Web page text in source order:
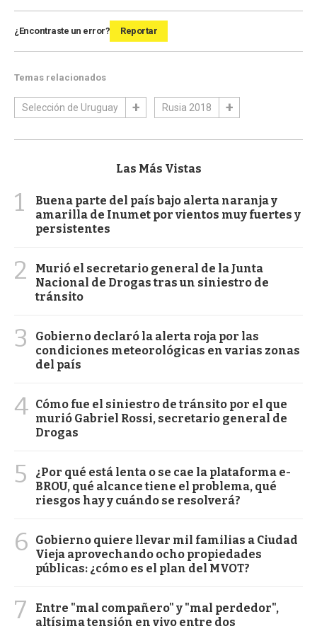
¿Encontraste un error? Reportar
Temas relacionados
Selección de Uruguay Rusia 2018
Las Más Vistas
1
Buena parte del país bajo alerta naranja y
amarilla de Inumet por vientos muy fuertes y
persistentes
2
Murió el secretario general de la Junta
Nacional de Drogas tras un siniestro de
tránsito
3
Gobierno declaró la alerta roja por las
condiciones meteorológicas en varias zonas
del país
4 Cómo fue el siniestro de tránsito por el que
murió Gabriel Rossi, secretario general de
Drogas
5
¿Por qué está lenta o se cae la plataforma e-
BROU, qué alcance tiene el problema, qué
riesgos hay y cuándo se resolverá?
6
Gobierno quiere llevar mil familias a Ciudad
Vieja aprovechando ocho propiedades
públicas: ¿cómo es el plan del MVOT?
7
Entre "mal compañero" y "mal perdedor",
altísima tensión en vivo entre dos